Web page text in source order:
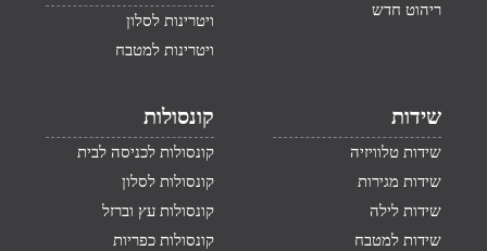
ריהוט חדש
ויטרינות לסלון
ויטרינות למטבח
שידות
שידות טלוויזיה
שידות מגירות
שידות לילה
שידות למטבח
קונסולות
קונסולות לכניסה לבית
קונסולות לסלון
קונסולות עץ וברזל
קונסולות כפריות